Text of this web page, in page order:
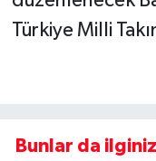
Türkiye Milli
Bunlar da